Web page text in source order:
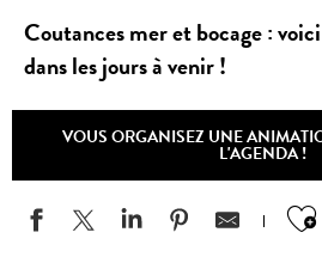
Coutances mer et bocage :
dans les jours à venir !
VOUS ORGANISEZ UNE
L'AGENDA !